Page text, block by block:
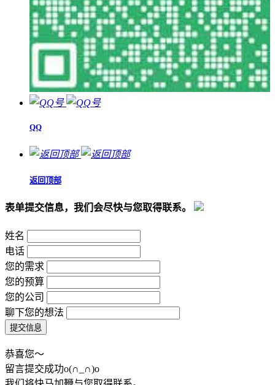
QQ
返回顶部
表单提交信息，我们会尽快与您取得联系。
姓名
电话
您的需求
您的预算
您的公司
聊下您的想法
恭喜您～
留言提交成功o(∩_∩)o